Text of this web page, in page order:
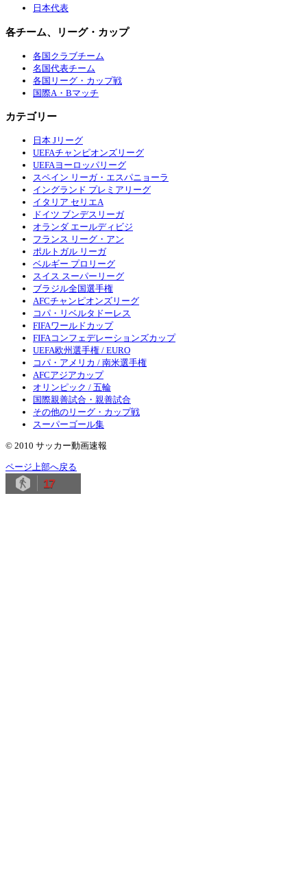
日本代表
各チーム、リーグ・カップ
各国クラブチーム
名国代表チーム
各国リーグ・カップ戦
国際A・Bマッチ
カテゴリー
日本 Jリーグ
UEFAチャンピオンズリーグ
UEFAヨーロッパリーグ
スペイン リーガ・エスパニョーラ
イングランド プレミアリーグ
イタリア セリエA
ドイツ ブンデスリーガ
オランダ エールディビジ
フランス リーグ・アン
ポルトガル リーガ
ベルギー プロリーグ
スイス スーパーリーグ
ブラジル全国選手権
AFCチャンピオンズリーグ
コパ・リベルタドーレス
FIFAワールドカップ
FIFAコンフェデレーションズカップ
UEFA欧州選手権 / EURO
コパ・アメリカ / 南米選手権
AFCアジアカップ
オリンピック / 五輪
国際親善試合・親善試合
その他のリーグ・カップ戦
スーパーゴール集
© 2010 サッカー動画速報
ページ上部へ戻る
17